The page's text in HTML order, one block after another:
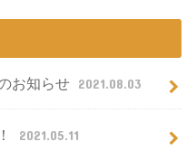
お知らせ 2021.08.03
2021.05.11